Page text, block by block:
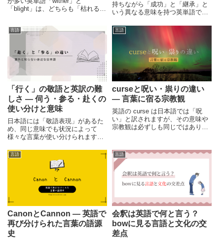
「blight」は、どちらも「枯れる」
単語のニュアンスは異なっていま
す。それぞれの単語について、意
持ちながら「成功」と「継承」と
いう異なる意味を持つ英単語で
どりながら、英語の語族構造と日
本語の言語構造の違いを解説しま
言語
「行く」の敬語と英訳の難
しさ — 伺う・参る・赴くの
使い分けと意味
日本語には「敬語表現」があるた
め、同じ意味でも状況によって
様々な言葉が使い分けられます。
「赴く」という言葉について確認
した上で、英語に訳すことが難し
い「伺う」と「参る」という日本
語についてまとめています。
言語
curseと呪い・祟りの違い
― 言葉に宿る宗教観
英語の curse は日本語では「呪
い」と訳されますが、その意味や
宗教観は必ずしも同じではありま
理します。
言語
CanonとCannon ― 英語で
再び分けられた言葉の語源
史
言語
会釈は英語で何と言う？
bowに見る言語と文化の交
差点